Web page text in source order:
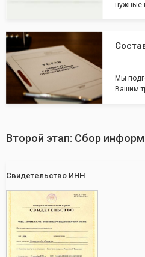
нужные
Мы
Вашим
Второй этап: Сбор
Свидетельство ИНН